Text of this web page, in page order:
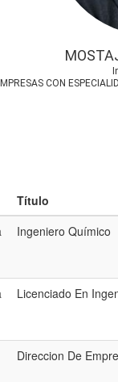
CON
Título
Ingeniero Químico
Licenciado En
Direccion De